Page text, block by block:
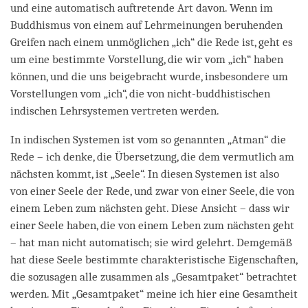
und eine automatisch auftretende Art davon. Wenn im
Buddhismus von einem auf Lehrmeinungen beruhenden
Greifen nach einem unmöglichen „ich“ die Rede ist, geht es
um eine bestimmte Vorstellung, die wir vom „ich“ haben
können, und die uns beigebracht wurde, insbesondere um
Vorstellungen vom „ich“, die von nicht-buddhistischen
indischen Lehrsystemen vertreten werden.
In indischen Systemen ist vom so genannten „Atman“ die
Rede – ich denke, die Übersetzung, die dem vermutlich am
nächsten kommt, ist „Seele“. In diesen Systemen ist also
von einer Seele der Rede, und zwar von einer Seele, die von
einem Leben zum nächsten geht. Diese Ansicht – dass wir
einer Seele haben, die von einem Leben zum nächsten geht
– hat man nicht automatisch; sie wird gelehrt. Demgemäß
hat diese Seele bestimmte charakteristische Eigenschaften,
die sozusagen alle zusammen als „Gesamtpaket“ betrachtet
werden. Mit „Gesamtpaket“ meine ich hier eine Gesamtheit